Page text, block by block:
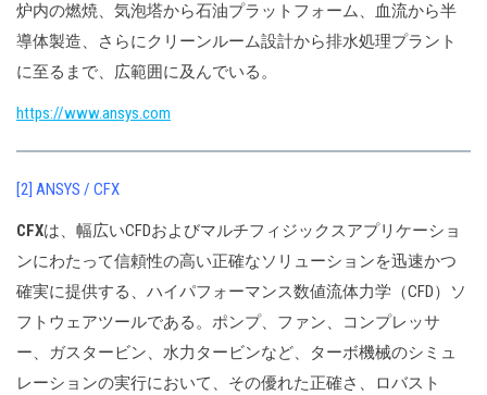
炉内の燃焼、気泡塔から石油プラットフォーム、血流から半
導体製造、さらにクリーンルーム設計から排水処理プラント
に至るまで、広範囲に及んでいる。
https://www.ansys.com
[2] ANSYS / CFX
CFXは、幅広いCFDおよびマルチフィジックスアプリケーショ
ンにわたって信頼性の高い正確なソリューションを迅速かつ
確実に提供する、ハイパフォーマンス数値流体力学（CFD）ソ
フトウェアツールである。ポンプ、ファン、コンプレッサ
ー、ガスタービン、水力タービンなど、ターボ機械のシミュ
レーションの実行において、その優れた正確さ、ロバスト